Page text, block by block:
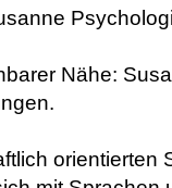
Nähe:
orientierten